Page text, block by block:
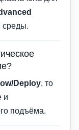
среды.
Deploy, то
и
подъёма.